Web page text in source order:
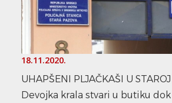
18.11.2020.
UHAPŠENI PLJAČKAŠI U
Devojka krala stvari u butiku